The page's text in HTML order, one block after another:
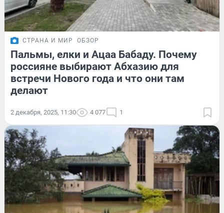
СТРАНА И МИР ОБЗОР
Пальмы, елки и Ацаа Бабаду. Почему
россияне выбирают Абхазию для
встречи Нового года и что они там
делают
2 декабря, 2025, 11:30 4 077 1